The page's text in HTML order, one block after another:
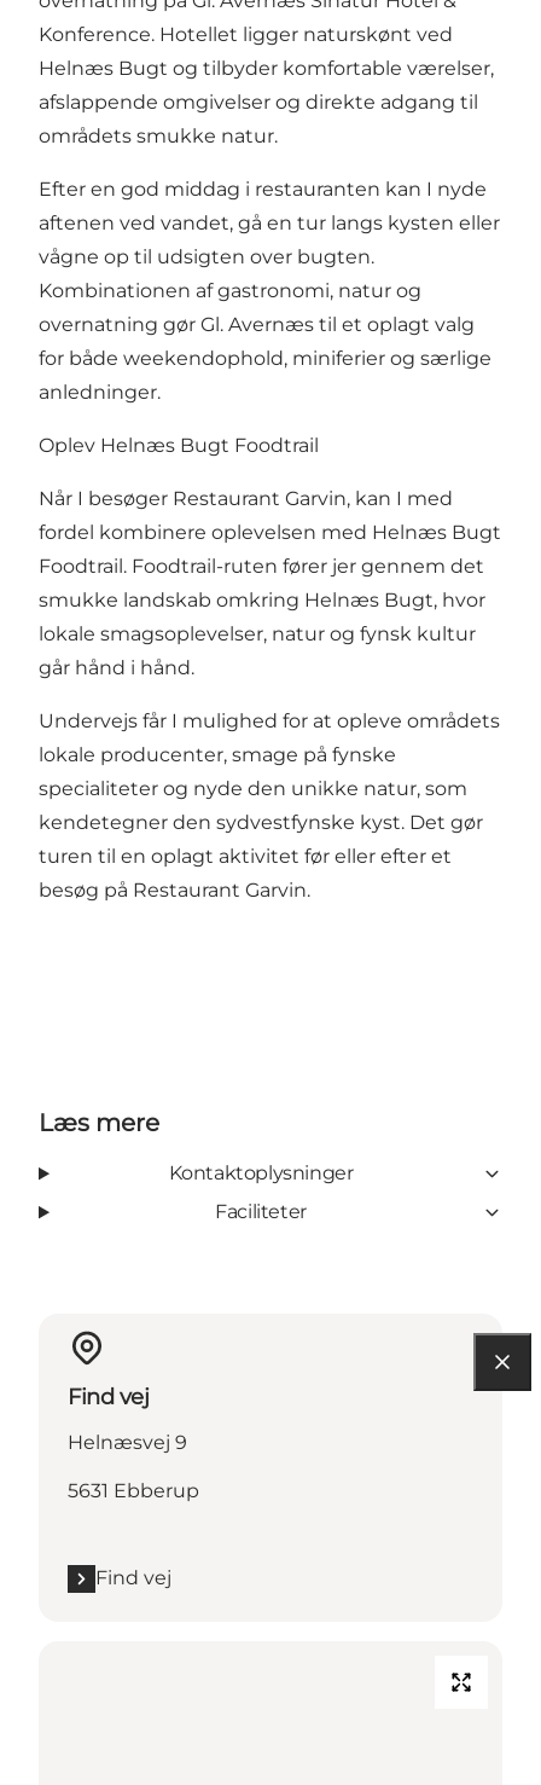
Konference. Hotellet ligger naturskønt ved
Helnæs Bugt og tilbyder komfortable værelser,
afslappende omgivelser og direkte adgang til
områdets smukke natur.
Efter en god middag i restauranten kan I nyde
aftenen ved vandet, gå en tur langs kysten eller
vågne op til udsigten over bugten.
Kombinationen af gastronomi, natur og
overnatning gør Gl. Avernæs til et oplagt valg
for både weekendophold, miniferier og særlige
anledninger.
Oplev Helnæs Bugt Foodtrail
Når I besøger Restaurant Garvin, kan I med
fordel kombinere oplevelsen med Helnæs Bugt
Foodtrail . Foodtrail-ruten fører jer gennem det
smukke landskab omkring Helnæs Bugt, hvor
lokale smagsoplevelser, natur og fynsk kultur
går hånd i hånd.
Undervejs får I mulighed for at opleve områdets
lokale producenter, smage på fynske
specialiteter og nyde den unikke natur, som
kendetegner den sydvestfynske kyst. Det gør
turen til en oplagt aktivitet før eller efter et
besøg på Restaurant Garvin.
Læs mere
Kontaktoplysninger
Faciliteter
Find vej
Helnæsvej 9
5631 Ebberup
Find vej